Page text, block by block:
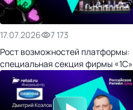
17.07.2026
7 173
Рост возможностей платформы:
специальная секция фирмы «1С»